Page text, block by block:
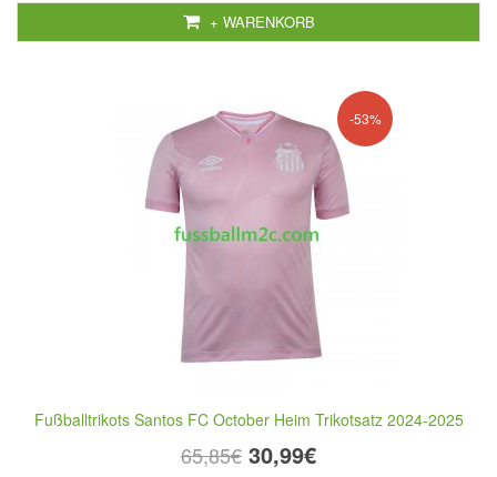
+ WARENKORB
-53%
Fußballtrikots Santos FC October Heim Trikotsatz 2024-2025
65,85€ 30,99€